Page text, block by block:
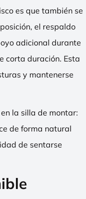
es que también se
el respaldo
adicional durante
corta duración. Esta
y mantenerse
la silla de montar:
de forma natural
de sentarse